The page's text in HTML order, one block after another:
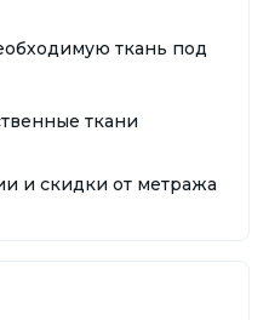
ткань под
ткани
и скидки от метража